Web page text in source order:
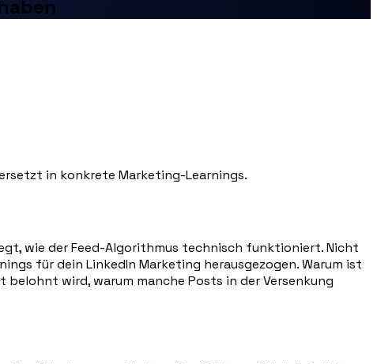
in konkrete Marketing-Learnings.
wie der Feed-Algorithmus technisch funktioniert. Nicht
für dein LinkedIn Marketing herausgezogen. Warum ist
wird, warum manche Posts in der Versenkung